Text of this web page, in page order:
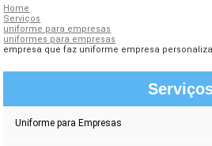
Home
Serviços
uniforme para empresas
uniformes para empresas
empresa que faz uniforme empresa
Uniforme para Empresas